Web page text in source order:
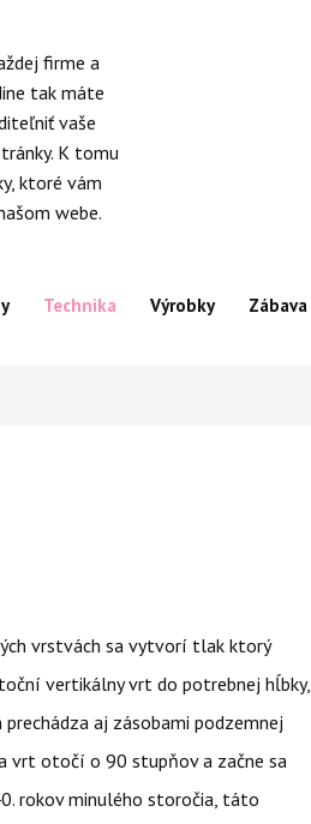
firme a
tak máte
vaše
K tomu
ktoré vám
webe.
Technika Výrobky Zábava
vrstvách sa vytvorí tlak ktorý
vertikálny vrt do potrebnej hĺbky,
aj zásobami podzemnej
vrt otočí o 90 stupňov a začne sa
rokov minulého storočia, táto